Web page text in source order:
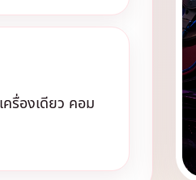
รื่องเดียว คอม